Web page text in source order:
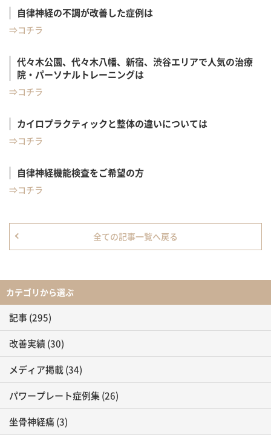
自律神経の不調が改善した症例は
⇒コチラ
代々木公園、代々木八幡、新宿、渋谷エリアで人気の治療
院・パーソナルトレーニングは
⇒コチラ
カイロプラクティックと整体の違いについては
⇒コチラ
自律神経機能検査をご希望の方
⇒コチラ
全ての記事一覧へ戻る
カテゴリから選ぶ
記事(295)
改善実績(30)
メディア掲載(34)
パワープレート症例集(26)
坐骨神経痛(3)